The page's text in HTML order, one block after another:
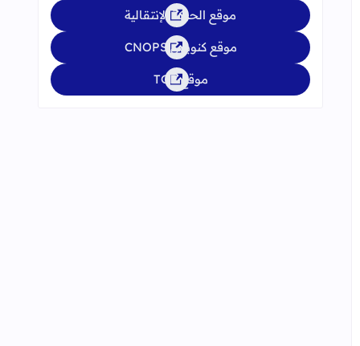
موقع الحركة الإنتقالية
موقع كنوبس CNOPS
موقع TGR